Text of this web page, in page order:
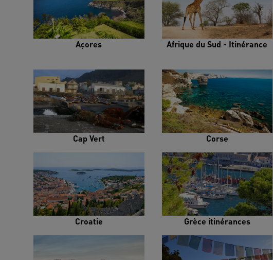
Açores Afrique du Sud - Itinérance
Cap Vert Corse
Croatie Grèce itinérances